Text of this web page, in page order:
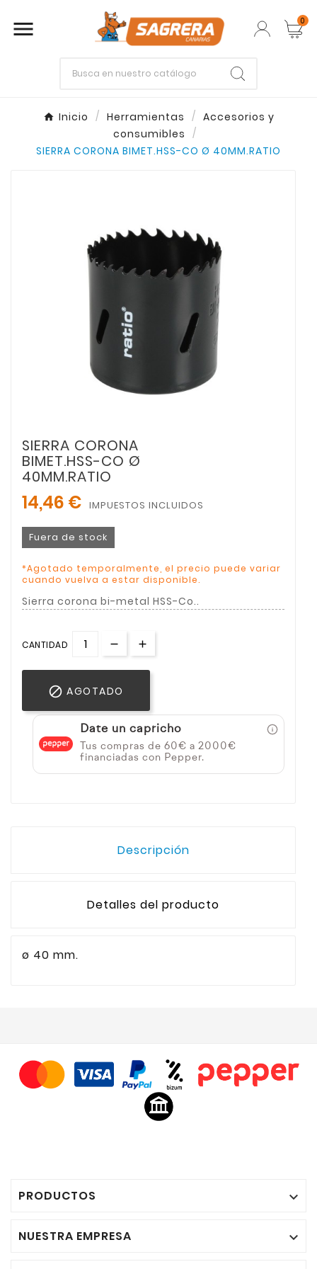
 0
Inicio Herramientas
Accesorios y
consumibles
SIERRA CORONA BIMET.HSS-CO Ø 40MM.RATIO
SIERRA CORONA
BIMET.HSS-CO Ø
40MM.RATIO
14,46 € IMPUESTOS INCLUIDOS
Fuera de stock
*Agotado temporalmente, el precio puede variar
cuando vuelva a estar disponible.
Sierra corona bi-metal HSS-Co..
CANTIDAD
 AGOTADO
Date un capricho
Tus compras de 60€ a 2000€
financiadas con Pepper.
Descripción
Detalles del producto
ø 40 mm.
PRODUCTOS 
NUESTRA EMPRESA 